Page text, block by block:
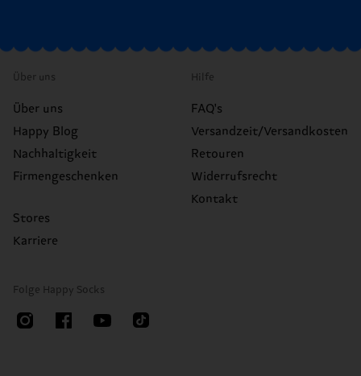
Über uns
Über uns
Happy Blog
Nachhaltigkeit
Firmengeschenken
Stores
Karriere
Hilfe
FAQ's
Versandzeit/Versandkosten
Retouren
Widerrufsrecht
Kontakt
Folge Happy Socks